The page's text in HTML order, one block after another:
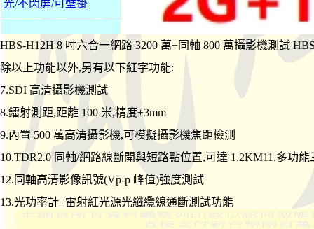
光/不閃屏/可壁掛
HBS-H12H 8 吋六合一網路 3200 萬+同軸 800 萬攝影機測試
除以上功能以外,另有以下紅字功能:
7.SDI 高清攝影機測試
8.鐳射測距,距離 100 米,精度±3mm
9.內置 500 萬高清攝影機,可模擬攝影機焦距檢測
10.TDR2.0 同軸/網路線斷開與短路點位置,可達 1.2KM11.多功
12.同軸高清影像訊號(Vp-p 峰值)強度測試
13.光功率計+雷射紅光源光纖纜線通斷測試功能